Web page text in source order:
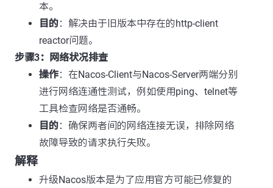
本。
目的：解决由于旧版本中存在的http-client
reactor问题。
步骤3：网络状况排查
操作：在Nacos-Client与Nacos-Server两端分别
进行网络连通性测试，例如使用ping、telnet等
工具检查网络是否通畅。
目的：确保两者间的网络连接无误，排除网络
故障导致的请求执行失败。
解释
升级Nacos版本是为了应用官方可能已修复的